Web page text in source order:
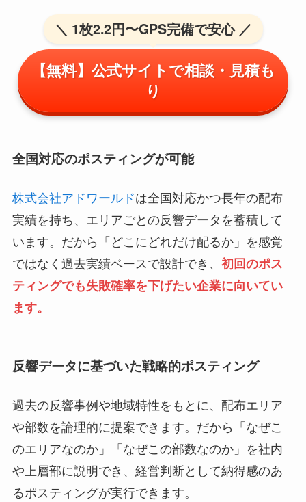
＼ 1枚2.2円〜GPS完備で安心 ／
【無料】公式サイトで相談・見積も
り
全国対応のポスティングが可能
株式会社アドワールドは全国対応かつ長年の配布
実績を持ち、エリアごとの反響データを蓄積して
います。だから「どこにどれだけ配るか」を感覚
ではなく過去実績ベースで設計でき、 初回のポス
ティングでも失敗確率を下げたい企業に向いてい
ます。
反響データに基づいた戦略的ポスティング
過去の反響事例や地域特性をもとに、配布エリア
や部数を論理的に提案できます。だから「なぜこ
のエリアなのか」「なぜこの部数なのか」を社内
や上層部に説明でき、経営判断として納得感のあ
るポスティングが実行できます。